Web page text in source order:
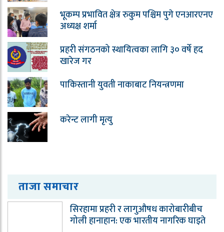
भूकम्प प्रभावित क्षेत्र रुकुम पश्चिम पुगे एनआरएनए
अध्यक्ष शर्मा
प्रहरी संगठनको स्थायित्वका लागि ३० वर्षे हद
खारेज गर
पाकिस्तानी युवती नाकाबाट नियन्त्रणमा
करेन्ट लागी मृत्यु
ताजा समाचार
सिरहामा प्रहरी र लागुऔषध कारोबारीबीच
गोली हानाहान: एक भारतीय नागरिक घाइते